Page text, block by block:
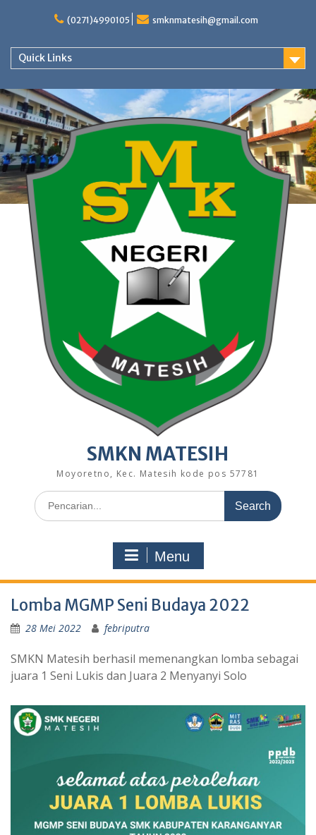
(0271)4990105 smknmatesih@gmail.com
Quick Links
SMKN MATESIH
Moyoretno, Kec. Matesih kode pos 57781
Search
for:
Menu
Lomba MGMP Seni Budaya 2022
28 Mei 2022 febriputra
SMKN Matesih berhasil memenangkan lomba sebagai
juara 1 Seni Lukis dan Juara 2 Menyanyi Solo